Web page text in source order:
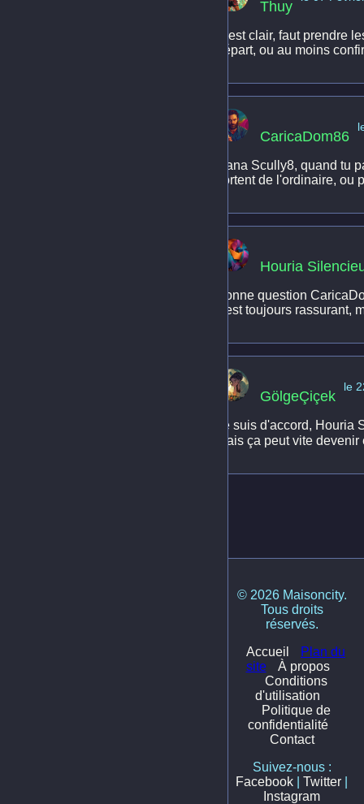
Thuy
C'est clair, faut prendre
départ, ou au moins
CaricaDom86
Dana Scully8, quand tu
sortent de l'ordinaire,
Houria
Bonne question
c'est toujours rassurant,
GölgeÇiçek
le
Je suis d'accord,
mais ça peut vite
© 2026 Maisoncity.
Tous droits
réservés.
Accueil
Plan du
site
À propos
Conditions
d'utilisation
Politique de
confidentialité
Contact
Suivez-nous :
Facebook
Twitter
Instagram